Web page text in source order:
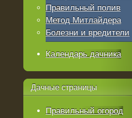
Правильный полив
Метод Митлайдера
Болезни и вредители
Календарь дачника
Дачные страницы
Правильный огород